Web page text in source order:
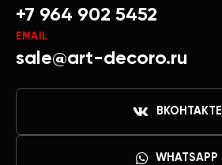
+7 964 902 5452
EMAIL
sale@art-decoro.ru
ВКОНТАКТЕ
WHATSAPP